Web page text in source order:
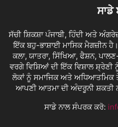
ਸਾਡੇ
ਸੱਚੀ ਸ਼ਿਕਸ਼ਾ ਪੰਜਾਬੀ, ਹਿੰਦੀ ਅਤੇ
ਇੱਕ ਬਹੁ-ਭਾਸ਼ਾਈ ਮਾਸਿਕ ਮੈਗਜ਼ੀਨ
ਕਲਾ, ਯਾਤਰਾ, ਸਿੱਖਿਆ, ਫੈਸ਼ਨ,
ਵਰਗੇ ਵਿਸ਼ਿਆਂ ਦੀ ਇੱਕ ਵਿਸ਼ਾਲ
ਲੋਕਾਂ ਨੂੰ ਸਮਾਜਿਕ ਅਤੇ ਅਧਿਆਤਮਿਕ
ਆਪਣੀ ਆਤਮਾ ਦੀ ਅੰਦਰੂਨੀ ਸ਼ਕਤੀ
ਸਾਡੇ ਨਾਲ ਸੰਪਰਕ ਕਰੋ: